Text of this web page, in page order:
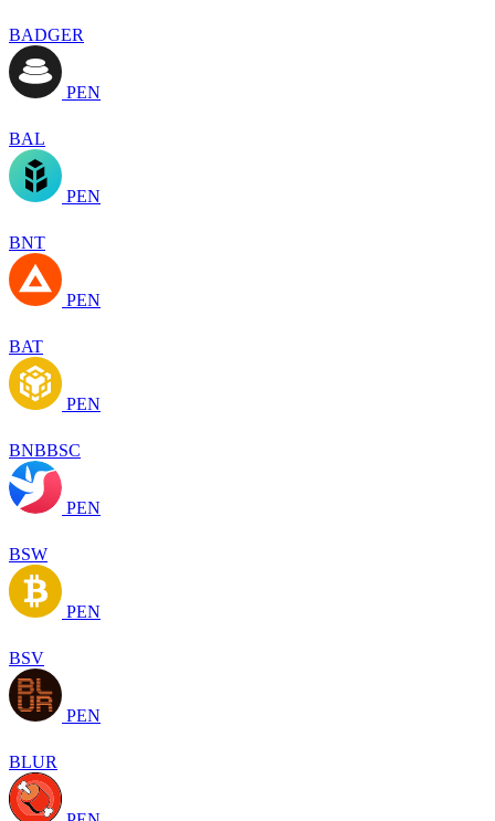
BADGER
PEN
BAL
PEN
BNT
PEN
BAT
PEN
BNBBSC
PEN
BSW
PEN
BSV
PEN
BLUR